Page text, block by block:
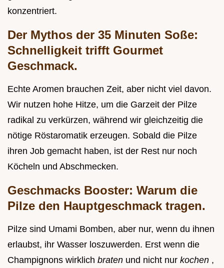
konzentriert.
Der Mythos der 35 Minuten Soße:
Schnelligkeit trifft Gourmet
Geschmack.
Echte Aromen brauchen Zeit, aber nicht viel davon.
Wir nutzen hohe Hitze, um die Garzeit der Pilze
radikal zu verkürzen, während wir gleichzeitig die
nötige Röstaromatik erzeugen. Sobald die Pilze
ihren Job gemacht haben, ist der Rest nur noch
Köcheln und Abschmecken.
Geschmacks Booster: Warum die
Pilze den Hauptgeschmack tragen.
Pilze sind Umami Bomben, aber nur, wenn du ihnen
erlaubst, ihr Wasser loszuwerden. Erst wenn die
Champignons wirklich braten und nicht nur kochen ,